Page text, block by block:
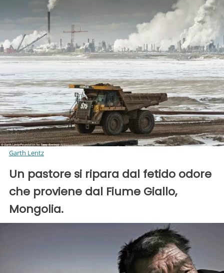
Garth Lentz
Un pastore si ripara dal fetido odore
che proviene dal Fiume Giallo,
Mongolia.